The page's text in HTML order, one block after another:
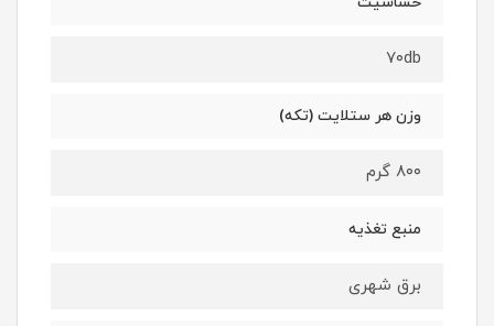
۷۰db
وزن هر ستلایت (تکه)
۸۰۰ گرم
منبع تغذیه
برق شهری